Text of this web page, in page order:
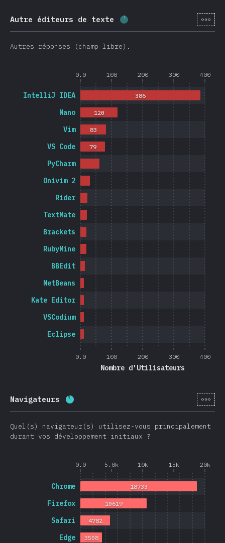
Autre éditeurs de texte Progression: (900
[fr-
Autres réponses (champ libre).
0.0 100 200 300 400
0.0 100 200 300 400
Nombre d'Utilisateurs
Eclipse
VSCodium
Kate Editor
NetBeans
BBEdit
RubyMine
Brackets
TextMate
Rider
Onivim 2
PyCharm
VS Code
Vim
Nano
IntelliJ IDEA
79
83
120
386
Navigateurs Progression: [fr-
Quel(s) navigateur(s) utilisez-vous principalement
durant vos développement initiaux ?
0.0 5.0k 10k 15k 20k
Edge
Safari
Firefox
Chrome
3508
4782
10619
18733